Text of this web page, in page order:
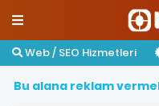
Web / SEO Hizmetleri
Bu alana reklamverme